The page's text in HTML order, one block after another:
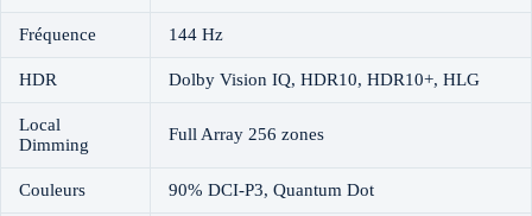
Fréquence 144 Hz
HDR Dolby Vision IQ, HDR10, HDR10+, HLG
Local
Dimming
Full Array 256 zones
Couleurs 90% DCI-P3, Quantum Dot